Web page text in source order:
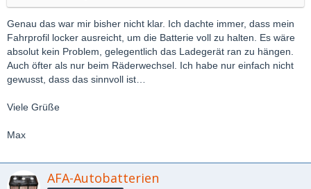
Genau das war mir bisher nicht klar. Ich dachte immer, dass mein
Fahrprofil locker ausreicht, um die Batterie voll zu halten. Es wäre
absolut kein Problem, gelegentlich das Ladegerät ran zu hängen.
Auch öfter als nur beim Räderwechsel. Ich habe nur einfach nicht
gewusst, dass das sinnvoll ist…
Viele Grüße
Max
AFA-Autobatterien